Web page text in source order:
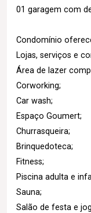
01 garagem com
Condomínio
Lojas, serviços e
Área de lazer
Corworking;
Car wash;
Espaço Goumert;
Churrasqueira;
Brinquedoteca;
Fitness;
Piscina adulta e
Sauna;
Salão de festa e